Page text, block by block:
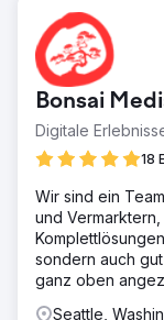
Herausforderung
Sie benötigten
knapp war und
Ailie Inc. begann
Road Inc.
kümmerten wir
Management
Unternehmen
Bonsai
Digitale
18
Wir sind ein
und
sondern auch
ganz oben
Seattle,